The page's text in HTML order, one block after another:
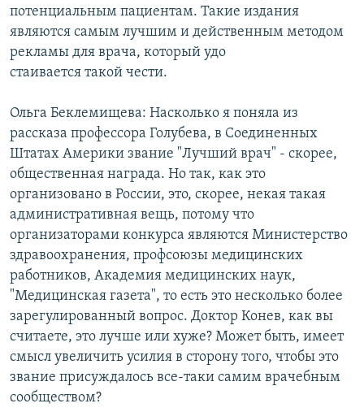
потенциальным пациентам. Такие издания
являются самым лучшим и действенным методом
рекламы для врача, который удо
стаивается такой чести.
Ольга Беклемищева: Насколько я поняла из
рассказа профессора Голубева, в Соединенных
Штатах Америки звание "Лучший врач" - скорее,
общественная награда. Но так, как это
организовано в России, это, скорее, некая такая
административная вещь, потому что
организаторами конкурса являются Министерство
здравоохранения, профсоюзы медицинских
работников, Академия медицинских наук,
"Медицинская газета", то есть это несколько более
зарегулированный вопрос. Доктор Конев, как вы
считаете, это лучше или хуже? Может быть, имеет
смысл увеличить усилия в сторону того, чтобы это
звание присуждалось все-таки самим врачебным
сообществом?